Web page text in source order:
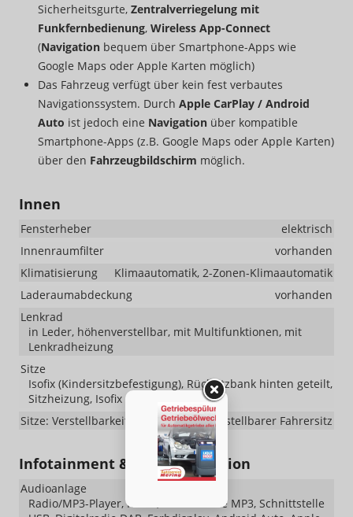
Sicherheitsgurte, Zentralverriegelung mit
Funkfernbedienung, Wireless App-Connect
(Navigation bequem über Smartphone-Apps wie
Google Maps oder Apple Karten möglich)
Das Fahrzeug verfügt über kein fest verbautes
Navigationssystem. Durch Apple CarPlay / Android
Auto ist jedoch eine Navigation über kompatible
Smartphone-Apps (z.B. Google Maps oder Apple Karten)
über den Fahrzeugbildschirm möglich.
Innen
Fensterheber
elektrisch
Innenraumfilter
vorhanden
Klimatisierung
Klimaautomatik, 2-Zonen-Klimaautomatik
Laderaumabdeckung
vorhanden
Lenkrad
in Leder, höhenverstellbar, mit Multifunktionen, mit
Lenkradheizung
Sitze
Isofix (Kindersitzbefestigung), Rücksitzbank hinten geteilt,
Sitzheizung, Isofix Beifahrersitz
Sitze: Verstellbarkeit
Höhenverstellbarer Fahrersitz
Infotainment & Kommunikation
Audioanlage
Radio/MP3-Player, Radio, Schnittstelle MP3, Schnittstelle